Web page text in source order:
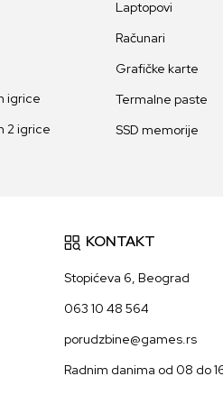
igrice
2 igrice
Laptopovi
Računari
Grafičke karte
Termalne paste
SSD memorije
KONTAKT
Stopićeva 6, Beograd
063 10 48 564
porudzbine@games.rs
Radnim danima od 08 do